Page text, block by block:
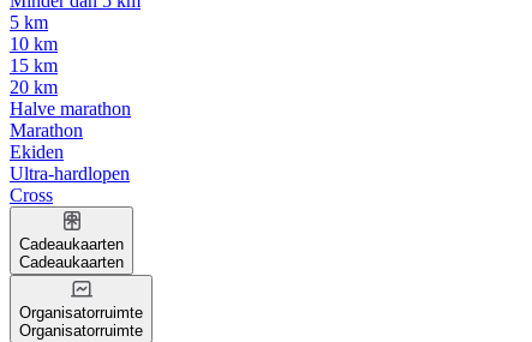
5 km
10 km
15 km
20 km
Halve marathon
Marathon
Ekiden
Ultra-hardlopen
Cross
Cadeaukaarten
Cadeaukaarten
Organisatorruimte
Organisatorruimte